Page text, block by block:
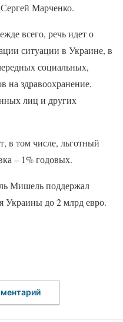
Марченко.
всего, речь идет о
ситуации в Украине, в
социальных,
на здравоохранение,
лиц и других
в том числе, льготный
– 1% годовых.
Мишель поддержал
Украины до 2 млрд евро.